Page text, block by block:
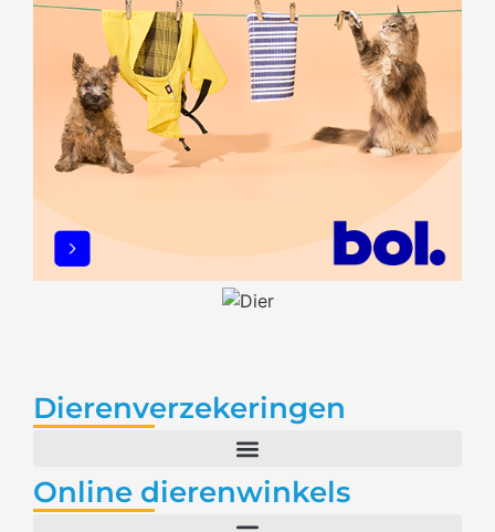
Dierenverzekeringen
Online dierenwinkels